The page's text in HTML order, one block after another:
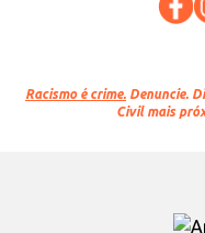
Racismo é crime. Denuncie.
Civil mais